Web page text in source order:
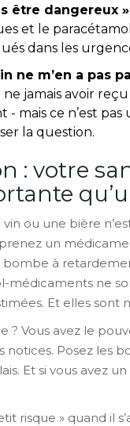
être dangereux »
et le
dans les
ne m’en a pas
jamais avoir reçu
- mais ce n’est pas
la question.
: votre
ou une bière
un
à
médicaments ne
Et elles sont
? Vous avez le
notices. Posez les
Et si vous avez
risque » quand il